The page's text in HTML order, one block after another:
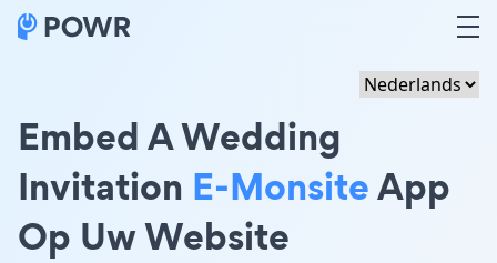
Embed A Wedding
Invitation E-MonsiteApp
Op Uw Website